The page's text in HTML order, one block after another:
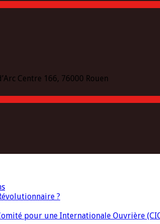
Centre 166, 76000 Rouen
?
pour une Internationale Ouvrière